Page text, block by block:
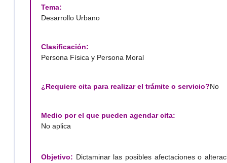
Tema:
Desarrollo Urbano
Clasificación:
Persona Física y Persona Moral
¿Requiere cita para realizar el trámite o servicio?No
Medio por el que pueden agendar cita:
No aplica
Objetivo: Dictaminar las posibles afectaciones o